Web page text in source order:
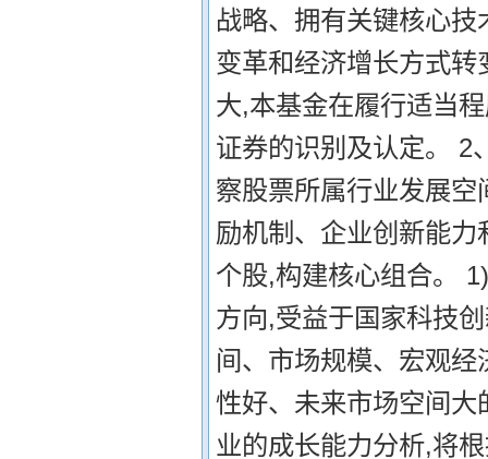
战略、拥有关键核心
变革和经济增长方式转
大,本基金在履行适当
证券的识别及认定。 2
察股票所属行业发展
励机制、企业创新能
个股,构建核心组合。
方向,受益于国家科技
间、市场规模、宏观
性好、未来市场空间
业的成长能力分析,将